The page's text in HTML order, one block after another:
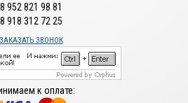
8 952 821 98 81
8 918 312 72 25
ЗАКАЗАТЬ ЗВОНОК
к оплате: